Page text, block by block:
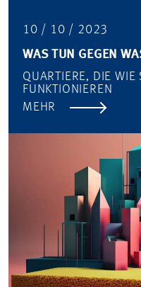
10 / 10 / 2023
WAS TUN GEGEN
QUARTIERE, DIE WIE
FUNKTIONIEREN
MEHR